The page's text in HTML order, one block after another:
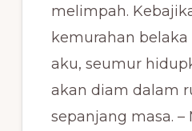
melimpah.
kemurahan
aku, seumur
akan diam dalam
sepanjang masa. –